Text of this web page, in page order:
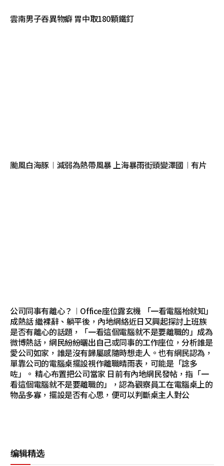
雲南男子吞異物癖 胃中取180顆鐵釘
颱風白海豚︱減弱為熱帶風暴 上海暴雨街頭變澤國︱有片
公司同事有離心？︱Office座位露玄機 「一看電腦枱就知」
成熱話 繼裸辭、躺平後，內地網絡近日又興起探討上班族
是否有離心的話題，「一看這個電腦就不是要離職的」成為
微博熱話，網民紛紛曬出自己或同事的工作座位，分析誰是
愛公司如家，誰是沒有歸屬感隨時想走人。也有網民認為，
單靠公司的電腦桌擺設視作離職晴雨表，可能是「諗多
咗」。 精心布置把公司當家 日前有內地網民發帖，指「一
看這個電腦就不是要離職的」，認為觀察員工在電腦桌上的
物品多寡，擺設是否有心思，便可以判斷桌主人對公
编辑精选